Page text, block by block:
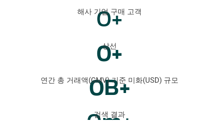
0+
해사 기업 구매 고객
0+
상선
0B+
연간 총 거래액(GMV) 기준 미화(USD) 규모
0m+
검색 결과